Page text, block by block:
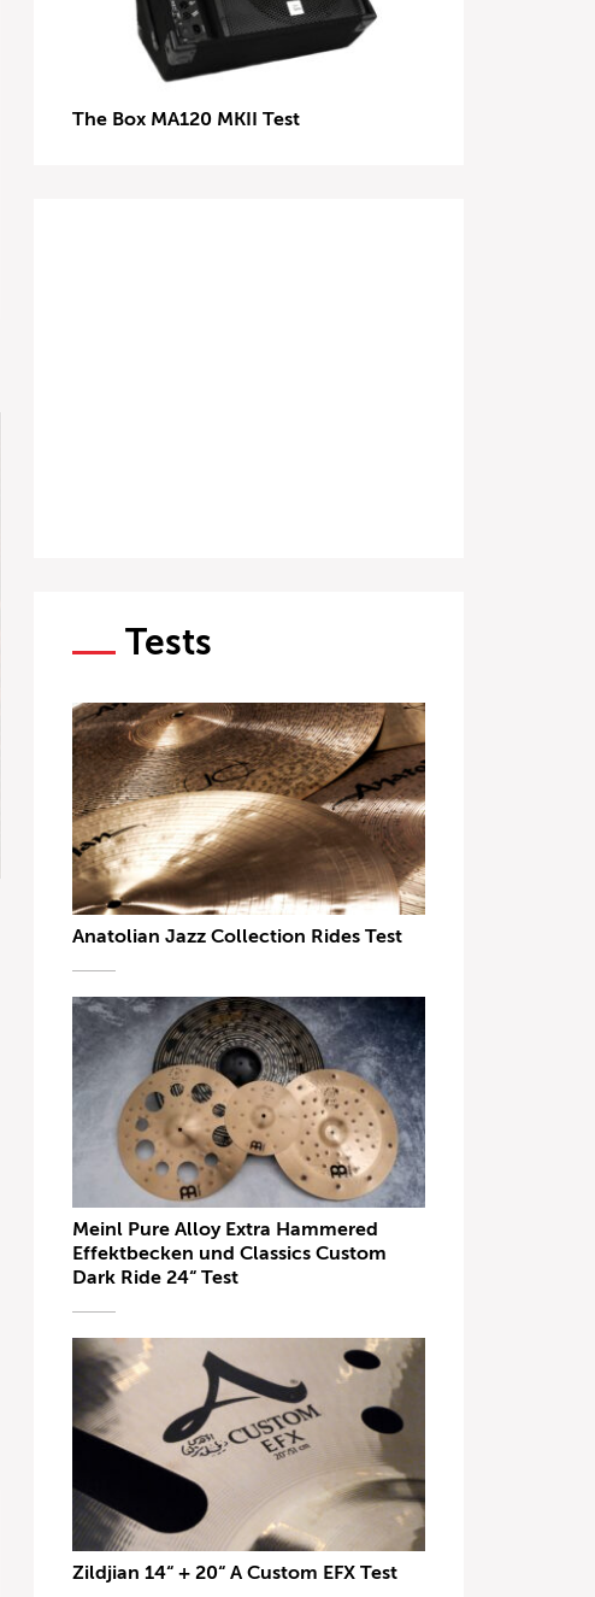
The Box MA120 MKII Test
Tests
Anatolian Jazz Collection Rides Test
Meinl Pure Alloy Extra Hammered
Effektbecken und Classics Custom
Dark Ride 24“ Test
Zildjian 14“ + 20“ A Custom EFX Test